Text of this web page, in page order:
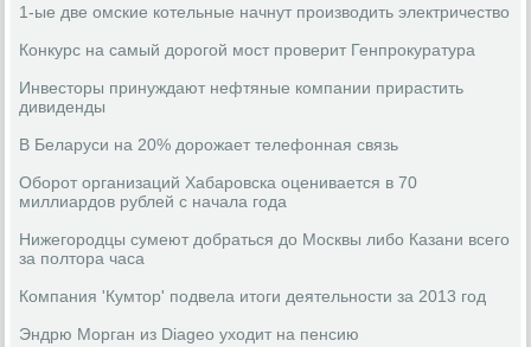
1-ые две омские котельные начнут производить электричество
Конкурс на самый дорогой мост проверит Генпрокуратура
Инвесторы принуждают нефтяные компании прирастить
дивиденды
В Беларуси на 20% дорожает телефонная связь
Оборот организаций Хабаровска оценивается в 70
миллиардов рублей с начала года
Нижегородцы сумеют добраться до Москвы либо Казани всего
за полтора часа
Компания 'Кумтор' подвела итоги деятельности за 2013 год
Эндрю Морган из Diageo уходит на пенсию